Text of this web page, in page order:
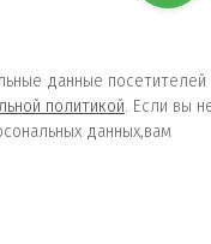
данные посетителей
политикой. Если вы
данных,вам